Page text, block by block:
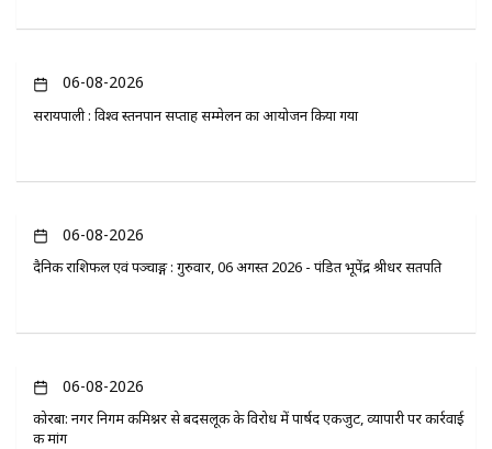
06-08-2026
सरायपाली : विश्व स्तनपान सप्ताह सम्मेलन का आयोजन किया गया
06-08-2026
दैनिक राशिफल एवं पञ्चाङ्ग : गुरुवार, 06 अगस्त 2026 - पंडित भूपेंद्र श्रीधर सतपति
06-08-2026
कोरबा: नगर निगम कमिश्नर से बदसलूकी के विरोध में पार्षद एकजुट, व्यापारी पर कार्रवाई
की मांग